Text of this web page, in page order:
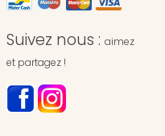
Suivez nous : aimez
et partagez !